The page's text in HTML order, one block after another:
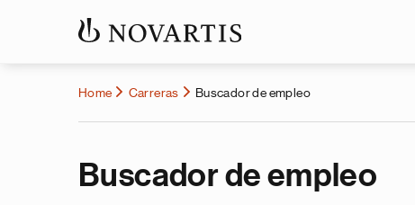
Home Carreras Buscador de empleo
Buscador de empleo